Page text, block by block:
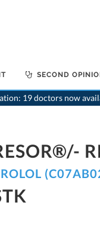
SECOND
19 doctors now